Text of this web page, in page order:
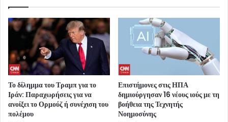
Το δίλημμα του Τραμπ για το
Ιράν: Παραχωρήσεις για να
ανοίξει το Ορμούζ ή συνέχιση του
πολέμου
Επιστήμονες στις ΗΠΑ
δημιούργησαν 16 νέους ιούς με τη
βοήθεια της Τεχνητής
Νοημοσύνης